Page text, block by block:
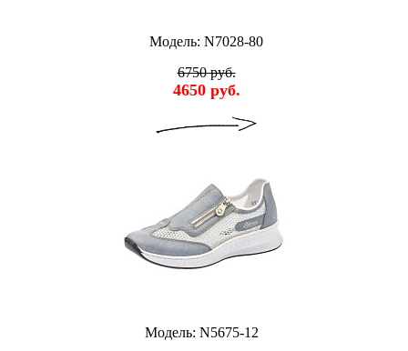
Модель: N7028-80
6750 руб.
4650 руб.
Модель: N5675-12